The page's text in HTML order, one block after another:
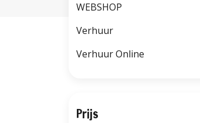
WEBSHOP
Verhuur
Verhuur Online
Prijs